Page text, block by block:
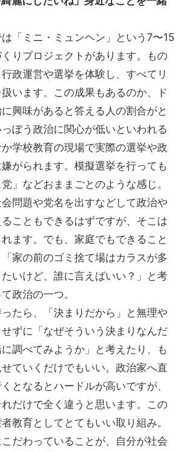
「ミニ・ミュンヘン」という7〜15
りプロジェクトがあります。もの
政運営や選挙を体験し、すべてリ
います。この成果もあるのか、ド
興味があると答える人の割合がと
ぽう政治に関心が低いといわれる
学校教育の現場で実際の選挙や政
がられます。模擬選挙を行っても
」などおままごとのような感じ。
問題や党名を出すなどして政治や
こともできるはずですが、そこは
ます。でも、家庭でもできること
家の前のゴミ捨て場はカラスが多
いけど、誰に言えばいい？」と考
政治の一つ。
たら、「決まりだから」と無理や
ずに「なぜそういう決まりなんだ
調べてみようか」と考えたり、も
ていくだけでもいい。政治家へ直
となるとハードルが高いですが、
だけで全く違うと思います。この
教育としてとてもいい取り組み。
だわっていることが、自分が社会